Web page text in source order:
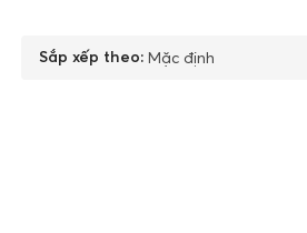
Sắp xếp theo: